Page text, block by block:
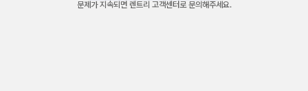
문제가 지속되면 렌트리 고객센터로 문의해주세요.